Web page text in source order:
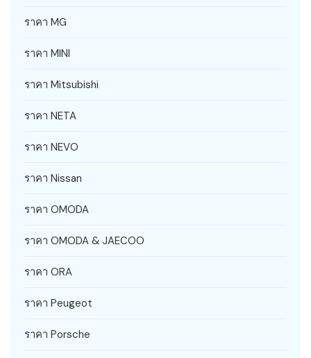
ราคา MG
ราคา MINI
ราคา Mitsubishi
ราคา NETA
ราคา NEVO
ราคา Nissan
ราคา OMODA
ราคา OMODA & JAECOO
ราคา ORA
ราคา Peugeot
ราคา Porsche